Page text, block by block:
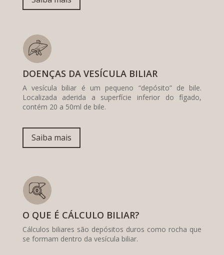
DOENÇAS DA VESÍCULA BILIAR
A vesícula biliar é um pequeno “depósito” de bile.
Localizada aderida a superfície inferior do fígado,
contém 20 a 50ml de bile.
Saiba mais
O QUE É CÁLCULO BILIAR?
Cálculos biliares são depósitos duros como rocha que
se formam dentro da vesícula biliar.